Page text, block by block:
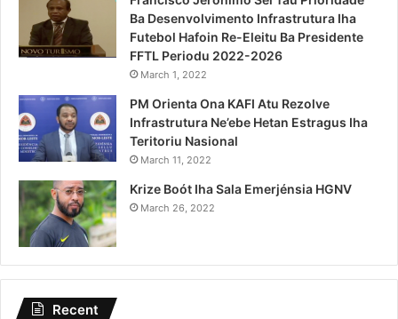
Ba Desenvolvimento Infrastrutura Iha
Futebol Hafoin Re-Eleitu Ba Presidente
FFTL Periodu 2022-2026
March 1, 2022
PM Orienta Ona KAFI Atu Rezolve
Infrastrutura Ne’ebe Hetan Estragus Iha
Teritoriu Nasional
March 11, 2022
Krize Boót Iha Sala Emerjénsia HGNV
March 26, 2022
Recent